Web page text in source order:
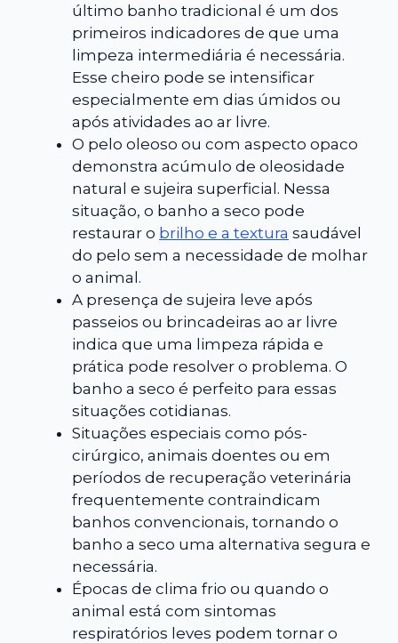
último banho tradicional é um dos
primeiros indicadores de que uma
limpeza intermediária é necessária.
Esse cheiro pode se intensificar
especialmente em dias úmidos ou
após atividades ao ar livre.
O pelo oleoso ou com aspecto opaco
demonstra acúmulo de oleosidade
natural e sujeira superficial. Nessa
situação, o banho a seco pode
restaurar o brilho e a textura saudável
do pelo sem a necessidade de molhar
o animal.
A presença de sujeira leve após
passeios ou brincadeiras ao ar livre
indica que uma limpeza rápida e
prática pode resolver o problema. O
banho a seco é perfeito para essas
situações cotidianas.
Situações especiais como pós-
cirúrgico, animais doentes ou em
períodos de recuperação veterinária
frequentemente contraindicam
banhos convencionais, tornando o
banho a seco uma alternativa segura e
necessária.
Épocas de clima frio ou quando o
animal está com sintomas
respiratórios leves podem tornar o